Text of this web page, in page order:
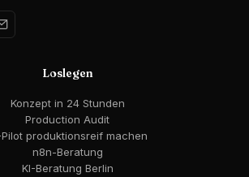
Loslegen
Konzept in 24 Stunden
Production Audit
Pilot produktionsreif machen
n8n-Beratung
KI-Beratung Berlin